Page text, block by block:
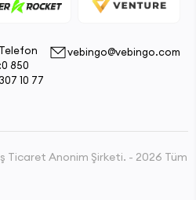
Telefon
:0 850
307 10 77
vebingo@vebingo.com
Ticaret Anonim Şirketi. - 2026 Tüm